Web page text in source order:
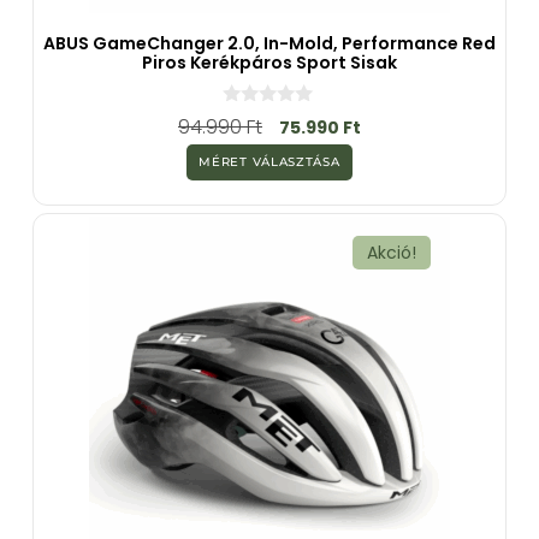
ABUS GameChanger 2.0, In-Mold, Performance Red
Piros Kerékpáros Sport Sisak
0
a
5
-
b
ő
94.990Ft 75.990 Ft
MÉRET VÁLASZTÁSA
Akció!